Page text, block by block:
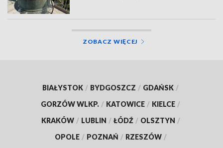
ZOBACZ WIĘCEJ
BIAŁYSTOK / BYDGOSZCZ / GDAŃSK /
GORZÓW WLKP. / KATOWICE / KIELCE /
KRAKÓW / LUBLIN / ŁÓDŹ / OLSZTYN /
OPOLE / POZNAŃ / RZESZÓW /